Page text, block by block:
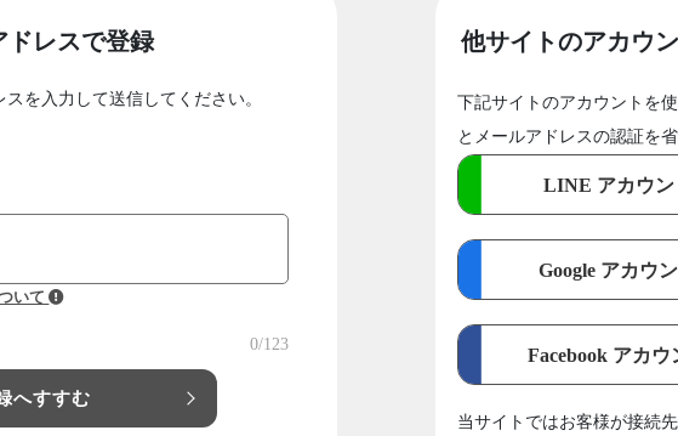
ドレスで登録
を入力して送信してください。
いて
0/123
へすすむ
他サイトのアカウ
下記サイトのアカウントを
とメールアドレスの認証を省
LINE アカウン
Google アカウ
Facebook アカウ
当サイトではお客様が接続